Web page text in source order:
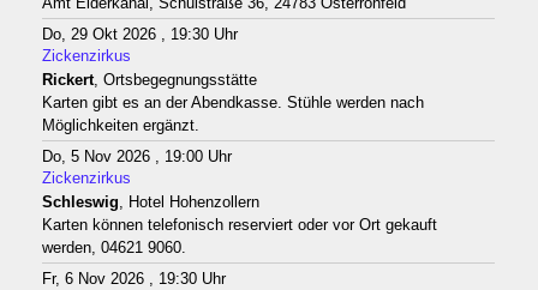
Do, 29 Okt 2026 , 19:30 Uhr
Zickenzirkus
Rickert, Ortsbegegnungsstätte
Karten gibt es an der Abendkasse. Stühle werden nach
Möglichkeiten ergänzt.
Do, 5 Nov 2026 , 19:00 Uhr
Zickenzirkus
Schleswig, Hotel Hohenzollern
Karten können telefonisch reserviert oder vor Ort gekauft
werden, 04621 9060.
Fr, 6 Nov 2026 , 19:30 Uhr